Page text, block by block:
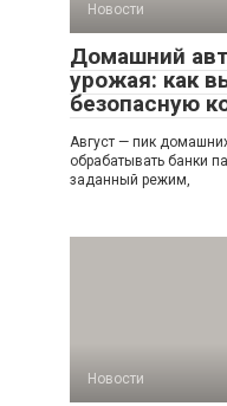
Новости
Домашний
урожая: как
безопасную
Август — пик
обрабатывать банки
заданный режим,
Новости